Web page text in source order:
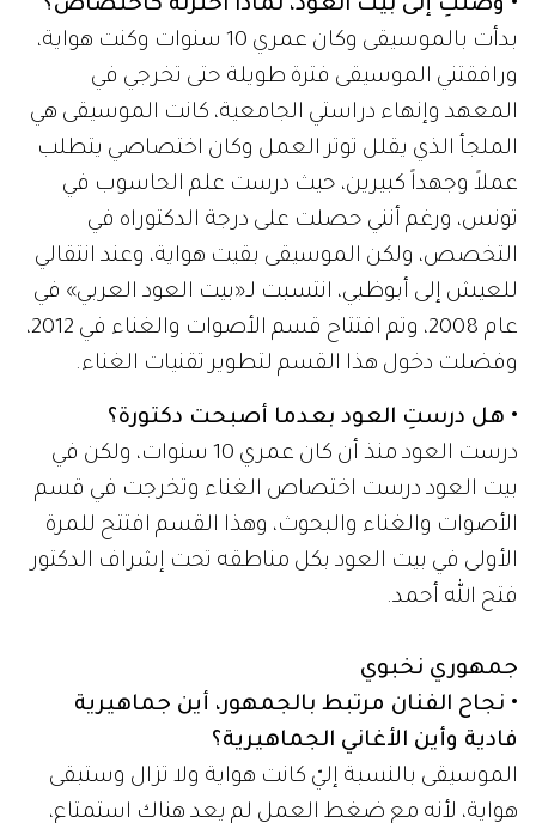
• وصلتِ إلى بيت العود، لماذا اخترته كاختصاص؟
بدأت بالموسيقى وكان عمري 10 سنوات وكنت هواية،
ورافقتني الموسيقى فترة طويلة حتى تخرجي في
المعهد وإنهاء دراستي الجامعية، كانت الموسيقى هي
الملجأ الذي يقلل توتر العمل وكان اختصاصي يتطلب
عملاً وجهداً كبيرين، حيث درست علم الحاسوب في
تونس، ورغم أنني حصلت على درجة الدكتوراه في
التخصص، ولكن الموسيقى بقيت هواية، وعند انتقالي
للعيش إلى أبوظبي، انتسبت لـ«بيت العود العربي» في
عام 2008، وتم افتتاح قسم الأصوات والغناء في 2012،
وفضلت دخول هذا القسم لتطوير تقنيات الغناء.
• هل درستِ العود بعدما أصبحت دكتورة؟
درست العود منذ أن كان عمري 10 سنوات، ولكن في
بيت العود درست اختصاص الغناء وتخرجت في قسم
الأصوات والغناء والبحوث، وهذا القسم افتتح للمرة
الأولى في بيت العود بكل مناطقه تحت إشراف الدكتور
فتح الله أحمد.
جمهوري نخبوي
• نجاح الفنان مرتبط بالجمهور، أين جماهيرية
فادية وأين الأغاني الجماهيرية؟
الموسيقى بالنسبة إليّ كانت هواية ولا تزال وستبقى
هواية، لأنه مع ضغط العمل لم يعد هناك استمتاع،